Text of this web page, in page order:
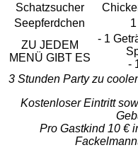
Schatzsucher
Seepferdchen
ZU JEDEM
MENÜ GIBT ES
- 1
-
3 Stunden Party zu
Kostenloser Eintritt
Pro Gastkind 10 €